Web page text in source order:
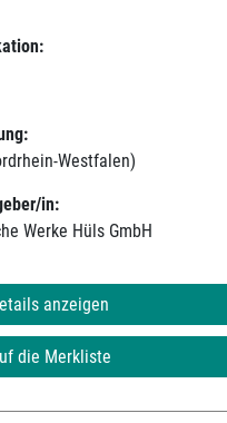
Westfalen)
in:
Werke Hüls GmbH
anzeigen
die Merkliste